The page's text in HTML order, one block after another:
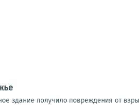
здание получило повреждения от